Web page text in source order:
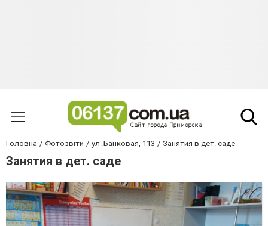
Головна Фотозвіти ул. Банковая, 113 Занятия в дет. саде
Занятия в дет. саде